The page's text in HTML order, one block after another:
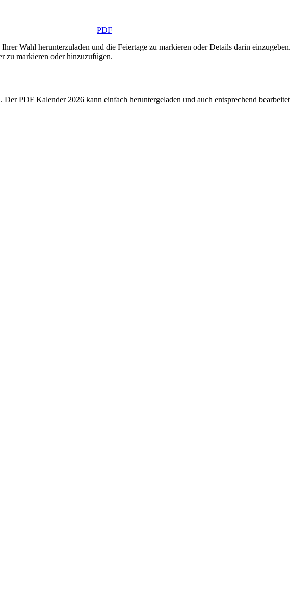
PDF
Wahl herunterzuladen und die Feiertage zu markieren oder Details darin
zu markieren oder hinzuzufügen.
PDF Kalender 2026 kann einfach heruntergeladen und auch entsprechend